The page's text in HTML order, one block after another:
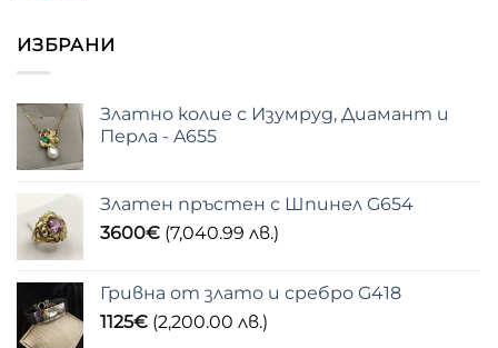
ИЗБРАНИ
Златно колие с Изумруд, Диамант и
Перла - A655
Златен пръстен с Шпинел G654
3600€ (7,040.99 лв.)
Гривна от злато и сребро G418
1125€ (2,200.00 лв.)